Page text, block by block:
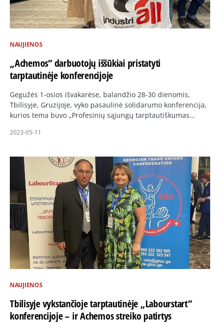
NAUJIENOS
„Achemos” darbuotojų iššūkiai pristatyti
tarptautinėje konferencijoje
Gegužės 1-osios išvakarėse, balandžio 28-30 dienomis,
Tbilisyje, Gruzijoje, vyko pasaulinė solidarumo konferencija,
kurios tema buvo „Profesinių sąjungų tarptautiškumas…
2023-05-11
NAUJIENOS
Tbilisyje vykstančioje tarptautinėje „Labourstart”
konferencijoje – ir Achemos streiko patirtys